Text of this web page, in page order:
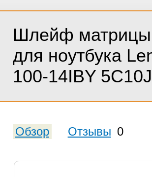
Шлейф матрицы
для ноутбука
100-14IBY
Обзор Отзывы 0